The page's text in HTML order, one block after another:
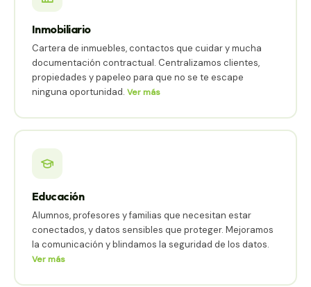
Inmobiliario
Cartera de inmuebles, contactos que cuidar y mucha
documentación contractual. Centralizamos clientes,
propiedades y papeleo para que no se te escape
ninguna oportunidad. Ver más
Educación
Alumnos, profesores y familias que necesitan estar
conectados, y datos sensibles que proteger. Mejoramos
la comunicación y blindamos la seguridad de los datos.
Ver más